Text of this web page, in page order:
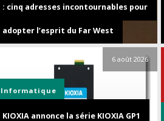
: cinq adresses incontournables pour
adopter l’esprit du Far West
6 août 2026
Informatique
KIOXIA annonce la série KIOXIA GP1